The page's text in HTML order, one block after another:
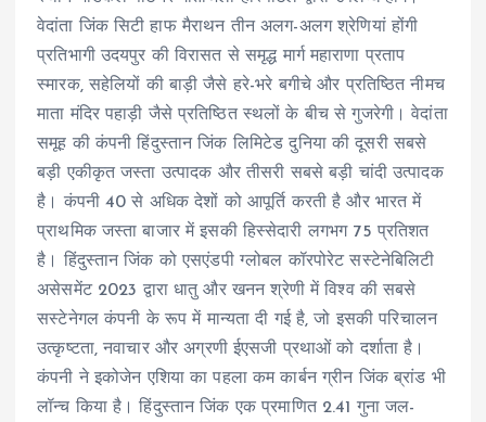
वेदांता जिंक सिटी हाफ मैराथन तीन अलग-अलग श्रेणियां होंगी
प्रतिभागी उदयपुर की विरासत से समृद्ध मार्ग महाराणा प्रताप
स्मारक, सहेलियों की बाड़ी जैसे हरे-भरे बगीचे और प्रतिष्ठित नीमच
माता मंदिर पहाड़ी जैसे प्रतिष्ठित स्थलों के बीच से गुजरेगी। वेदांता
समूह की कंपनी हिंदुस्तान जिंक लिमिटेड दुनिया की दूसरी सबसे
बड़ी एकीकृत जस्ता उत्पादक और तीसरी सबसे बड़ी चांदी उत्पादक
है। कंपनी 40 से अधिक देशों को आपूर्ति करती है और भारत में
प्राथमिक जस्ता बाजार में इसकी हिस्सेदारी लगभग 75 प्रतिशत
है। हिंदुस्तान जिंक को एसएंडपी ग्लोबल कॉरपोरेट सस्टेनेबिलिटी
असेसमेंट 2023 द्वारा धातु और खनन श्रेणी में विश्व की सबसे
सस्टेनेगल कंपनी के रूप में मान्यता दी गई है, जो इसकी परिचालन
उत्कृष्टता, नवाचार और अग्रणी ईएसजी प्रथाओं को दर्शाता है।
कंपनी ने इकोजेन एशिया का पहला कम कार्बन ग्रीन जिंक ब्रांड भी
लॉन्च किया है। हिंदुस्तान जिंक एक प्रमाणित 2.41 गुना जल-